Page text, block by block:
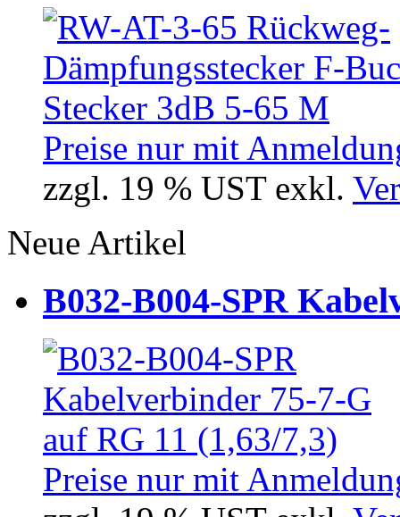
Preise nur mit
zzgl. 19 % UST exkl.
Neue Artikel
B032-B004-SPR
Preise nur mit